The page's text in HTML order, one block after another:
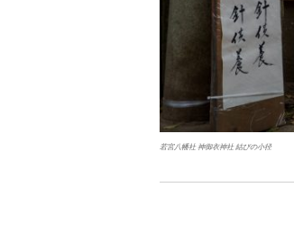
若宮八幡社 神御衣神社 結びの小径